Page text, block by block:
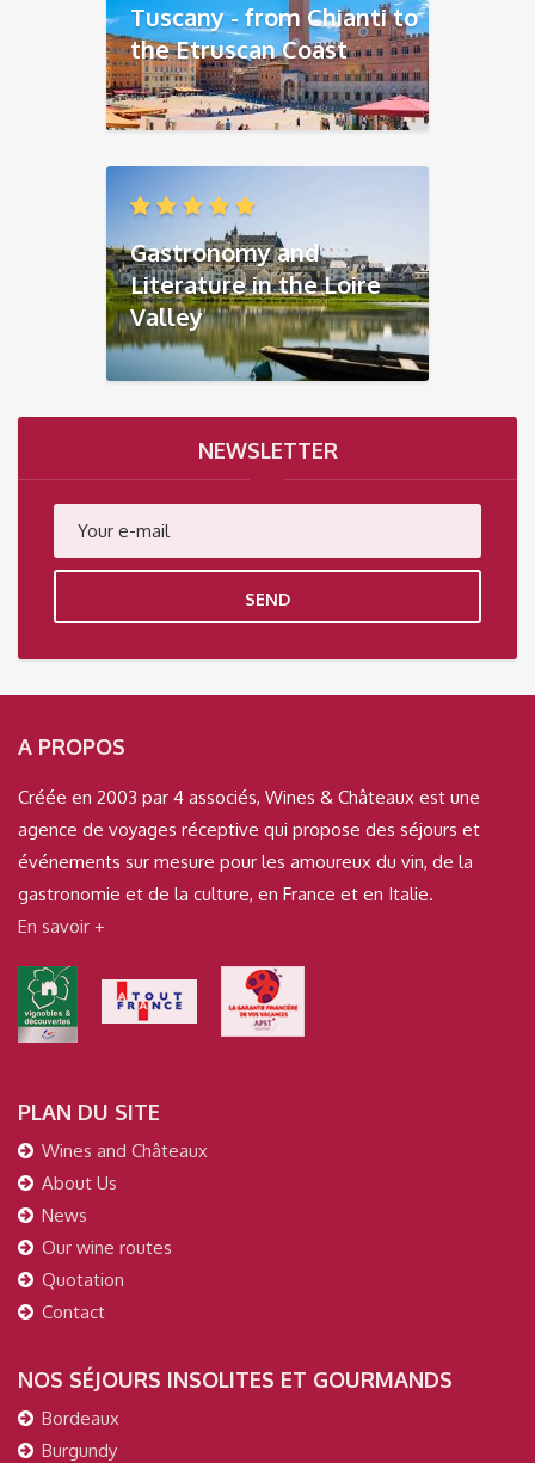
Tuscany - from Chianti to
the Etruscan Coast
Gastronomy and
Literature in the Loire
Valley
NEWSLETTER
SEND
A PROPOS
Créée en 2003 par 4 associés, Wines & Châteaux est une
agence de voyages réceptive qui propose des séjours et
événements sur mesure pour les amoureux du vin, de la
gastronomie et de la culture, en France et en Italie.
En savoir +
PLAN DU SITE
Wines and Châteaux
About Us
News
Our wine routes
Quotation
Contact
NOS SÉJOURS INSOLITES ET GOURMANDS
Bordeaux
Burgundy